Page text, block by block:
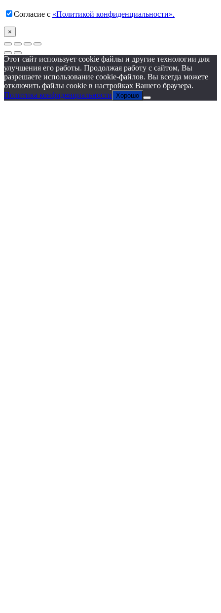
Согласие с «Политикой конфиденциальности».
×
Этот сайт использует cookie файлы и другие технологии для
улучшения его работы. Продолжая работу с сайтом, Вы
разрешаете использование cookie-файлов. Вы всегда можете
отключить файлы cookie в настройках Вашего браузера.
Политика конфиденциальности Хорошо